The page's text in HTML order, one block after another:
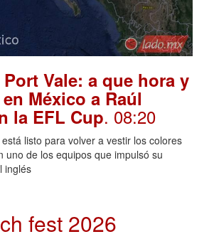
Vale: a que hora y
México a Raúl
la EFL Cup. 08:20
está listo para volver a vestir los colores
uno de los equipos que impulsó su
inglés
fest 2026